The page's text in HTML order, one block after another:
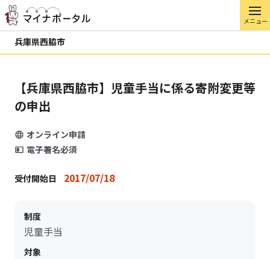
メニュー
兵庫県西脇市
【兵庫県西脇市】児童手当に係る寄附変更等
の申出
オンライン申請
電子署名必須
受付開始日 2017/07/18
制度
児童手当
対象